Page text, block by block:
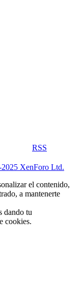
RSS
XenForo Ltd.
el contenido,
a mantenerte
dando tu
cookies.